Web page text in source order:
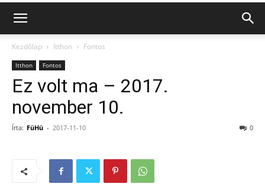
Kezdőlap Itthon Fontos
Itthon Fontos
Ez volt ma – 2017.
november 10.
Írta: FüHü - 2017-11-10 0